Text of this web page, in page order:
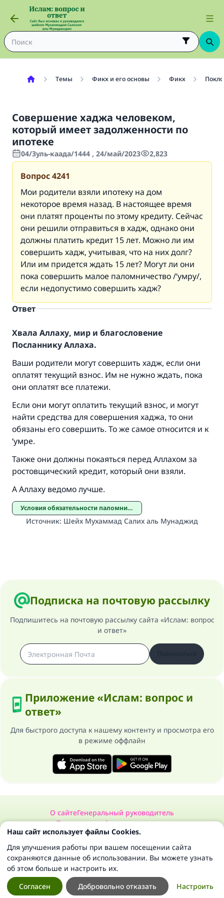
Темы Фикх и его основы Фикх
Совершение хаджа человеком,
который имеет задолженности по
ипотеке
04/Зуль-каада/1444 , 24/май/2023 2,823
Вопрос4241
Мои родители взяли ипотеку на дом
некоторое время назад. В настоящее время
они платят проценты по этому кредиту. Сейчас
они решили отправиться в хадж, однако они
должны платить кредит 15 лет. Можно ли им
совершить хадж, учитывая, что на них долг?
Или им придется ждать 15 лет? Могут ли они
пока совершить малое паломничество /‘умру/,
если недопустимо совершить хадж?
Ответ
Хвала Аллаху, мир и благословение
Посланнику Аллаха.
Ваши родители могут совершить хадж, если они
оплатят текущий взнос. Им не нужно ждать, пока
они оплатят все платежи.
Если они могут оплатить текущий взнос, и могут
найти средства для совершения хаджа, то они
обязаны его совершить. То же самое относится и к
‘умре.
Также они должны покаяться перед Аллахом за
ростовщический кредит, который они взяли.
А Аллаху ведомо лучше.
Условия обязательности паломничества
Источник: Шейх Мухаммад Салих аль Мунаджид
Подписка на почтовую рассылку
Подпишитесь на почтовую рассылку сайта «Ислам: вопрос
и ответ»
Приложение «Ислам: вопрос и
ответ»
Для быстрого доступа к нашему контенту и просмотра его
в режиме оффлайн
О сайтеГенеральный руководитель
Политика конфиденциальности
Сайт «Ислам: вопрос и ответ». Все права защищены 1997-2025 ©
Ответ № 110845 помог сохранить
Помогите нам предоставить ответы Умме
Посланник Аллаха, мир ему и
«Указавшему на благое (полагается) такая
же награда как и совершившему его»
(МУСЛИМ, № 1893).
Участвуйте сейчас!
Наш сайт использует файлы Cookies.
Для улучшения работы при вашем посещении сайта
сохраняются данные об использовании. Вы можете узнать
об этом больше и настроить их.
Настроить
Добровольно отказать
Согласен